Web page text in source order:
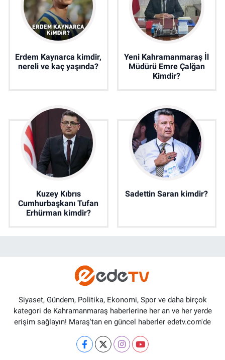
Erdem Kaynarca kimdir,
nereli ve kaç yaşında?
Yeni Kahramanmaraş İl
Müdürü Emre Çalğan
Kimdir?
Kuzey Kıbrıs
Cumhurbaşkanı Tufan
Erhürman kimdir?
Sadettin Saran kimdir?
Siyaset, Gündem, Politika, Ekonomi, Spor ve daha birçok
kategori de Kahramanmaraş haberlerine her an ve her yerde
erişim sağlayın! Maraş'tan en güncel haberler edetv.com'de